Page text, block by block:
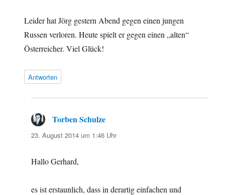
Leider hat Jörg gestern Abend gegen einen jungen
Russen verloren. Heute spielt er gegen einen „alten“
Österreicher. Viel Glück!
Antworten
Torben Schulze
23. August 2014 um 1:46 Uhr
Hallo Gerhard,
es ist erstaunlich, dass in derartig einfachen und